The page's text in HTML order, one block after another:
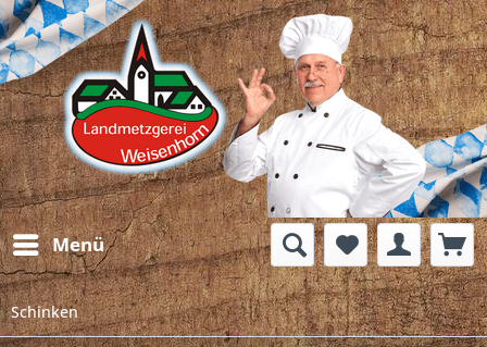
Menü
Schinken